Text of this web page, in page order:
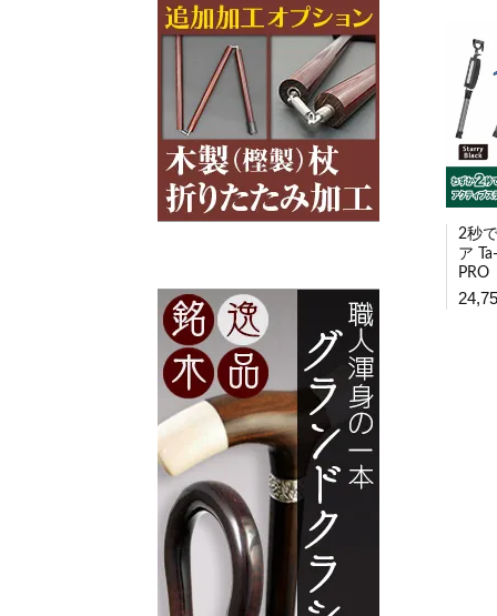
2秒
ア
PRO